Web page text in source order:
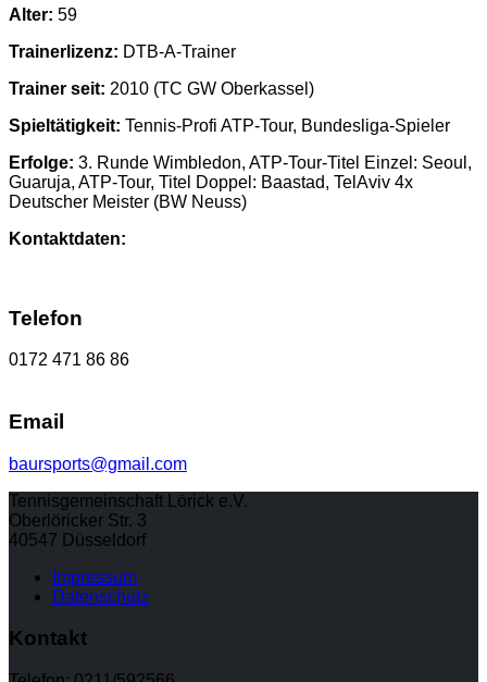
Alter: 59
Trainerlizenz: DTB-A-Trainer
Trainer seit: 2010 (TC GW Oberkassel)
Spieltätigkeit: Tennis-Profi ATP-Tour, Bundesliga-Spieler
Erfolge: 3. Runde Wimbledon, ATP-Tour-Titel Einzel: Seoul,
Guaruja, ATP-Tour, Titel Doppel: Baastad, TelAviv 4x
Deutscher Meister (BW Neuss)
Kontaktdaten:
Telefon
0172 471 86 86
Email
baursports@gmail.com
Tennisgemeinschaft Lörick e.V.
Oberlöricker Str. 3
40547 Düsseldorf
Impressum
Datenschutz
Kontakt